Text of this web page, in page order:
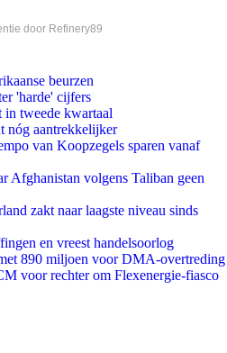
door Refinery89
beurzen
'harde' cijfers
in tweede kwartaal
nóg aantrekkelijker
van Koopzegels sparen vanaf
Afghanistan volgens Taliban geen
zakt naar laagste niveau sinds
en vreest handelsoorlog
890 miljoen voor DMA-overtreding
voor rechter om Flexenergie-fiasco